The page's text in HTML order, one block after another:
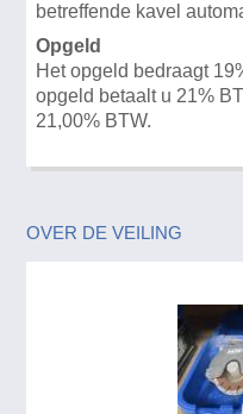
betreffende kavel
Opgeld
Het opgeld bedraagt
opgeld betaalt u 21%
21,00% BTW.
OVER DE VEILING